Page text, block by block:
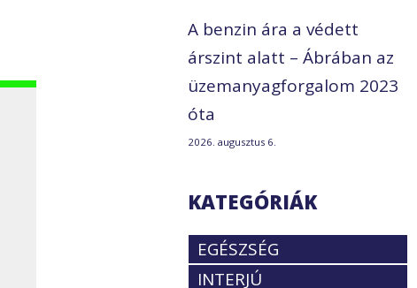
A benzin ára a védett
árszint alatt – Ábrában az
üzemanyagforgalom 2023
óta
2026. augusztus 6.
KATEGÓRIÁK
EGÉSZSÉG
INTERJÚ